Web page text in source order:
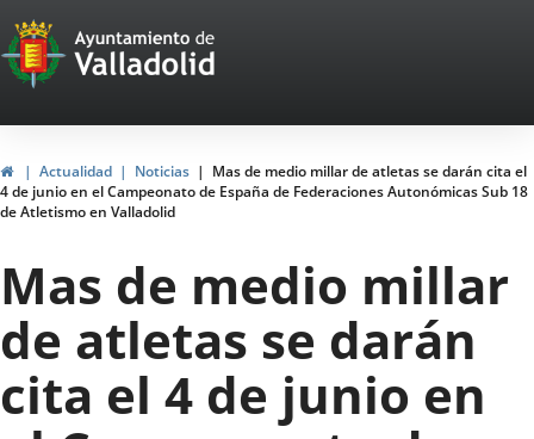
Portal
Web
del
Ayuntamiento
de
Valladolid
InicioActualidad Noticias
Mas de medio millar de atletas se darán cita el
4 de junio en el Campeonato de España de Federaciones Autonómicas Sub 18
de Atletismo en Valladolid
Mas de medio millar
de atletas se darán
cita el 4 de junio en